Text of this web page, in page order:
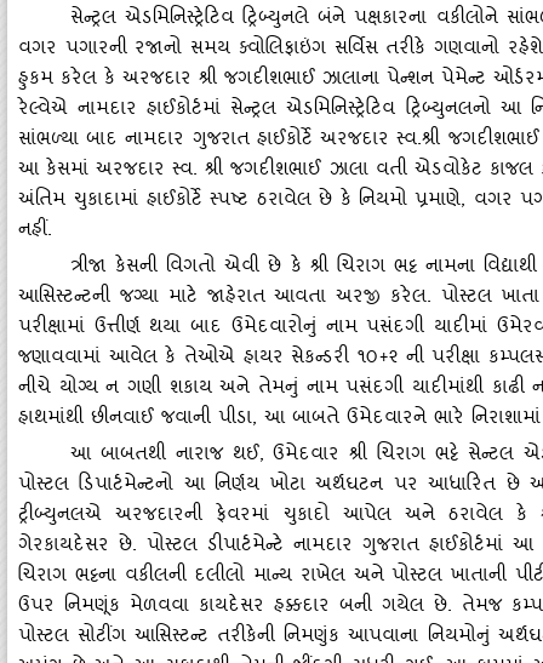
સેન્‍ટ્રલ એડમિનિસ્‍ટ્રેટિવ ટ્રિબ્‍યુનલે બંને પક્ષકારના
વગર પગારની રજાનો સમય ક્‍વોલિફાઇંગ સર્વિસ તરીકે
હુકમ કરેલ કે અરજદાર શ્રી જગદીશભાઈ ઝાલાના પેન્‍શન પેમેન્‍ટ
રેલ્‍વેએ નામદાર હાઈકોર્ટમાં સેન્‍ટ્રલ એડમિનિસ્‍ટ્રેટિવ
સાંભળ્‍યા બાદ નામદાર ગુજરાત હાઈકોર્ટે અરજદાર સ્‍વ.શ્રી
આ કેસમાં અરજદાર સ્‍વ. શ્રી જગદીશભાઈ ઝાલા વતી એડવોકેટ
અંતિમ ચુકાદામાં હાઈકોર્ટે સ્‍પષ્ટ ઠરાવેલ છે કે નિયમો પ્રમાણે, વગર
નહીં.
ત્રીજા કેસની વિગતો એવી છે કે શ્રી ચિરાગ ભટ્ટ નામના
આસિસ્‍ટન્‍ટની જગ્‍યા માટે જાહેરાત આવતા અરજી કરેલ. પોસ્‍ટલ
પરીક્ષામાં ઉત્તીર્ણ થયા બાદ ઉમેદવારોનું નામ પસંદગી યાદીમાં
જણાવવામાં આવેલ કે તેઓએ હાયર સેકન્‍ડરી ૧૦+૨ ની પરીક્ષા
નીચે યોગ્‍ય ન ગણી શકાય અને તેમનું નામ પસંદગી યાદીમાંથી
હાથમાંથી છીનવાઈ જવાની પીડા, આ બાબતે ઉમેદવારને ભારે
આ બાબતથી નારાજ થઈ, ઉમેદવાર શ્રી ચિરાગ ભટ્ટે સેન્‍ટલ
પોસ્‍ટલ ડિપાર્ટમેન્‍ટનો આ નિર્ણય ખોટા અર્થઘટન પર
ટ્રીબ્‍યુનલએ અરજદારની ફેવરમાં ચુકાદો આપેલ અને ઠરાવેલ કે
ગેરકાયદેસર છે. પોસ્‍ટલ ડીપાર્ટમેન્‍ટે નામદાર ગુજરાત હાઈકોર્ટમાં
ચિરાગ ભટ્ટના વકીલની દલીલો માન્‍ય રાખેલ અને પોસ્‍ટલ ખાતાની
ઉપર નિમણૂંક મેળવવા કાયદેસર હક્કદાર બની ગયેલ છે. તેમજ
પોસ્‍ટલ સોટીંગ આસિસ્‍ટન્‍ટ તરીકેની નિમણુંક આપવાના નિયમોનું